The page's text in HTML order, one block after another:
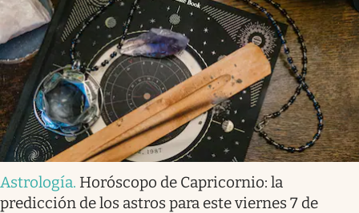
Astrología. Horóscopo de Capricornio: la
predicción de los astros para este viernes 7 de